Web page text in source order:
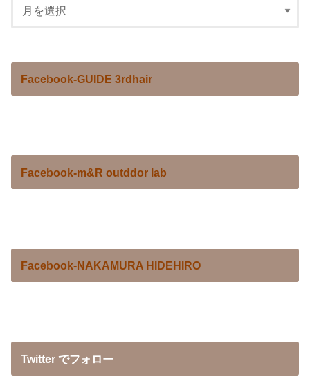
Facebook-GUIDE 3rdhair
Facebook-m&R outddor lab
Facebook-NAKAMURA HIDEHIRO
Twitter でフォロー